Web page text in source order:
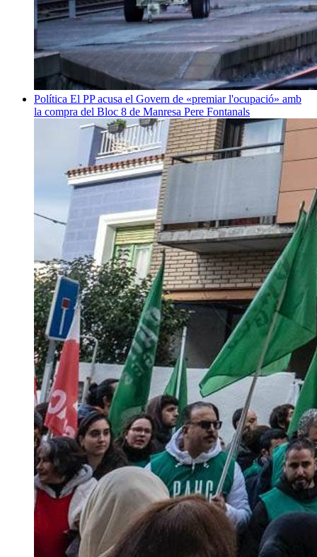
Política El PP acusa el Govern de «premiar l'ocupació» amb
la compra del Bloc 8 de Manresa Pere Fontanals